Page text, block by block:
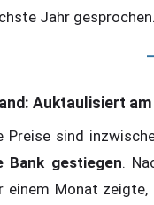
Jahr gesprochen.
Auktaulisiert am
Preise sind
Bank gestiegen.
einem Monat